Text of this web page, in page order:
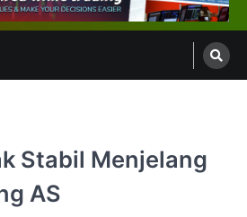
Stabil Menjelang
AS